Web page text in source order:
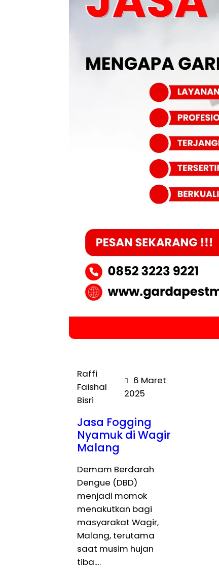
Raffi
Faishal
Bisri
6 Maret
2025
Jasa Fogging
Nyamuk di Wagir
Malang
Demam Berdarah
Dengue (DBD)
menjadi momok
menakutkan bagi
masyarakat Wagir,
Malang, terutama
saat musim hujan
tiba.…